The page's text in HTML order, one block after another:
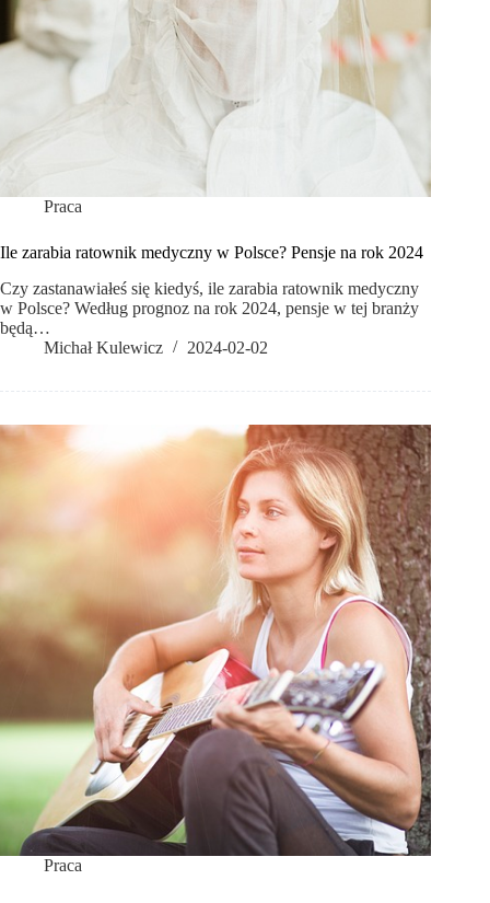
Praca
Ile zarabia ratownik medyczny w Polsce? Pensje na rok 2024
Czy zastanawiałeś się kiedyś, ile zarabia ratownik medyczny
w Polsce? Według prognoz na rok 2024, pensje w tej branży
będą…
Michał Kulewicz
2024-02-02
Praca